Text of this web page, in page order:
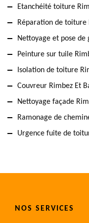
Etanchéité toiture
Réparation de toiture
Nettoyage et pose
Peinture sur tuile
Isolation de toiture
Couvreur Rimbez Et
Nettoyage façade
Ramonage de
Urgence fuite de
NOS SERVICES